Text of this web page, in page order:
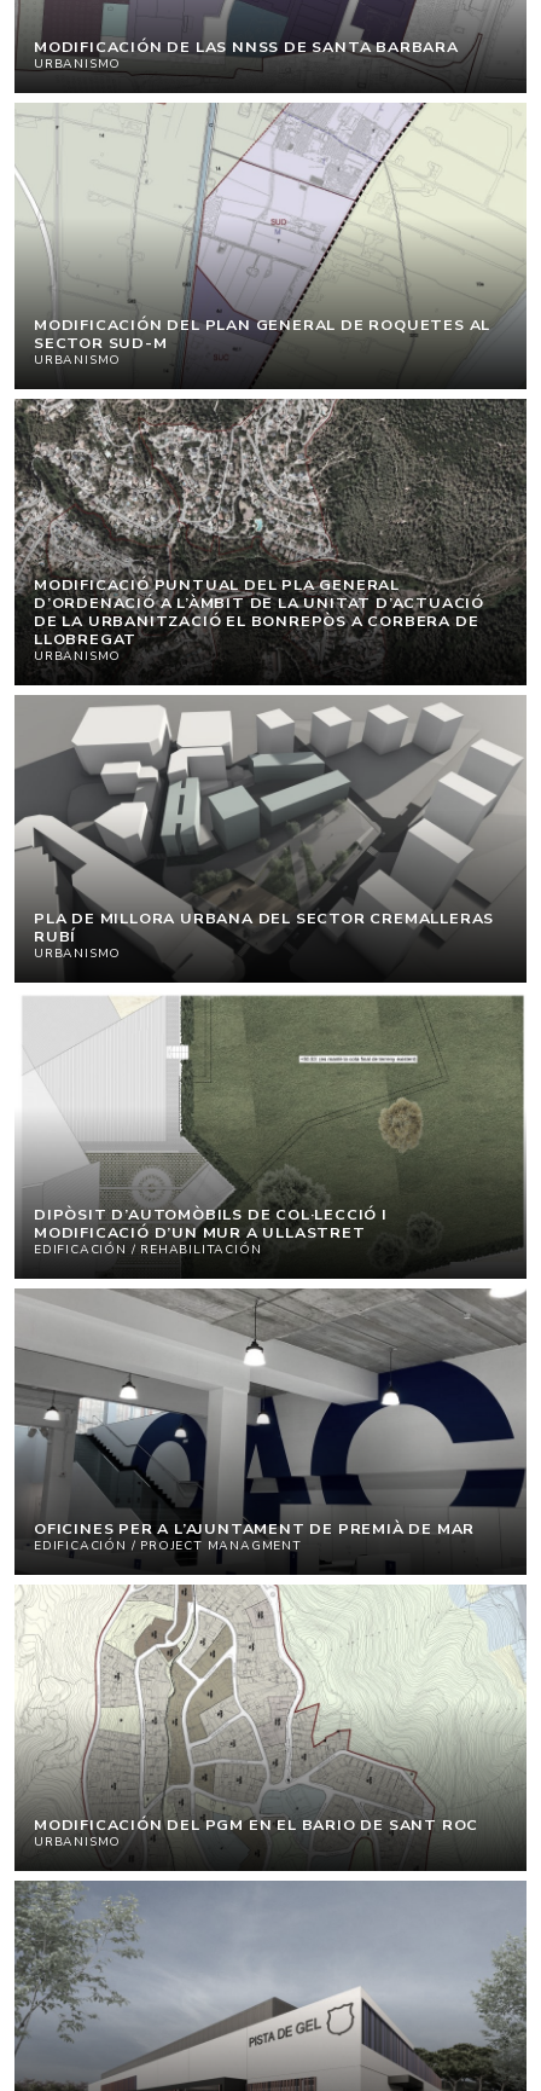
MODIFICACIÓN DE LAS NNSS DE SANTA BARBARA
URBANISMO
MODIFICACIÓN DEL PLAN GENERAL DE ROQUETES AL
SECTOR SUD-M
URBANISMO
MODIFICACIÓ PUNTUAL DEL PLA GENERAL
D’ORDENACIÓ A L’ÀMBIT DE LA UNITAT D’ACTUACIÓ
DE LA URBANITZACIÓ EL BONREPÒS A CORBERA DE
LLOBREGAT
URBANISMO
PLA DE MILLORA URBANA DEL SECTOR CREMALLERAS
RUBÍ
URBANISMO
DIPÒSIT D’AUTOMÒBILS DE COL·LECCIÓ I
MODIFICACIÓ D’UN MUR A ULLASTRET
EDIFICACIÓN / REHABILITACIÓN
OFICINES PER A L’AJUNTAMENT DE PREMIÀ DE MAR
EDIFICACIÓN / PROJECT MANAGMENT
MODIFICACIÓN DEL PGM EN EL BARIO DE SANT ROC
URBANISMO